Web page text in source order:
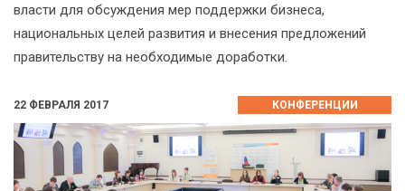
власти для обсуждения мер поддержки бизнеса,
национальных целей развития и внесения предложений
правительству на необходимые доработки.
22 ФЕВРАЛЯ 2017 КОНФЕРЕНЦИИ